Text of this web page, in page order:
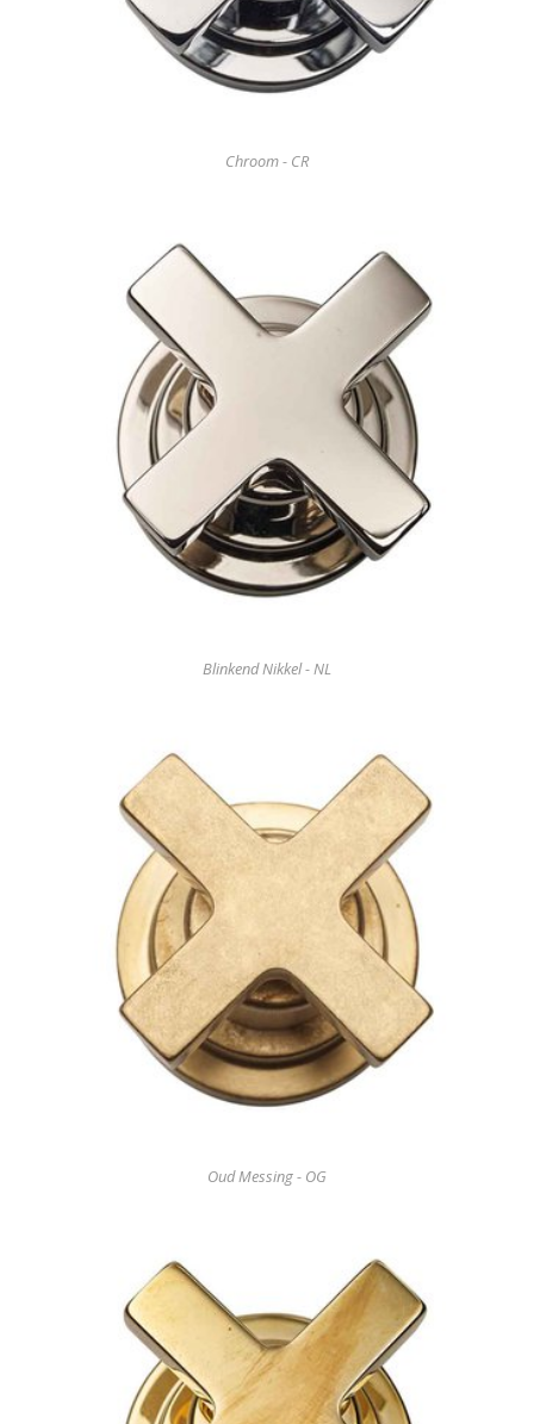
Chroom - CR
Blinkend Nikkel - NL
Oud Messing - OG